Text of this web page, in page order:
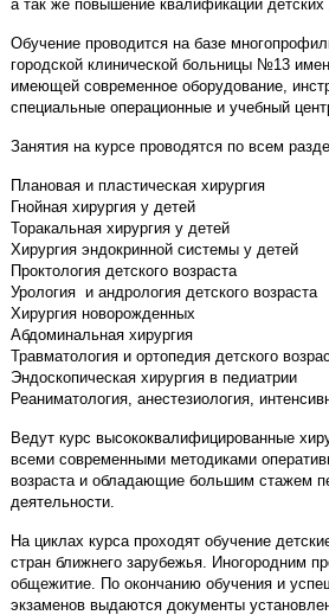
а так же повышение квалификации детских
Обучение проводится на базе
городской клинической больницы №13
имеющей современное оборудование,
специальные операционные и учебный
Занятия на курсе проводятся по всем
Плановая и пластическая хирургия
Гнойная хирургия у детей
Торакальная хирургия у детей
Хирургия эндокринной системы у детей
Проктология детского возраста
Урология и андрология детского возраста
Хирургия новорожденных
Абдоминальная хирургия
Травматология и ортопедия детского
Эндоскопическая хирургия в педиатрии
Реаниматология, анестезиология,
Ведут курс высококвалифицированные
всеми современными методиками
возраста и обладающие большим стажем
деятельности.
На циклах курса проходят обучение
стран ближнего зарубежья. Иногородним
общежитие. По окончанию обучения и
экзаменов выдаются документы